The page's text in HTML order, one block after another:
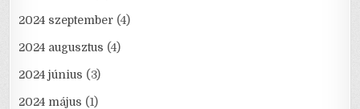
2024 szeptember (4)
2024 augusztus (4)
2024 június (3)
2024 május (1)